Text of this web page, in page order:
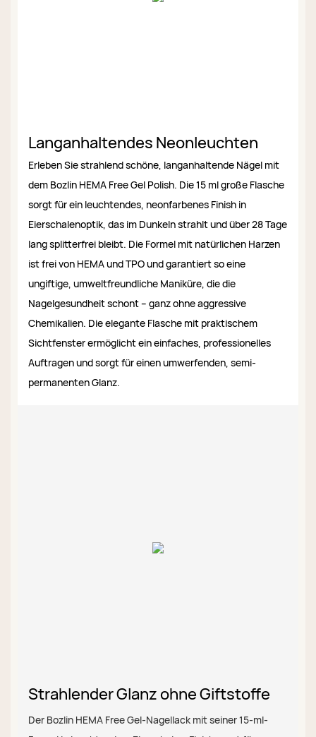
Langanhaltendes Neonleuchten
Erleben Sie strahlend schöne, langanhaltende Nägel mit
dem Bozlin HEMA Free Gel Polish. Die 15 ml große Flasche
sorgt für ein leuchtendes, neonfarbenes Finish in
Eierschalenoptik, das im Dunkeln strahlt und über 28 Tage
lang splitterfrei bleibt. Die Formel mit natürlichen Harzen
ist frei von HEMA und TPO und garantiert so eine
ungiftige, umweltfreundliche Maniküre, die die
Nagelgesundheit schont – ganz ohne aggressive
Chemikalien. Die elegante Flasche mit praktischem
Sichtfenster ermöglicht ein einfaches, professionelles
Auftragen und sorgt für einen umwerfenden, semi-
permanenten Glanz.
Strahlender Glanz ohne Giftstoffe
Der Bozlin HEMA Free Gel-Nagellack mit seiner 15-ml-